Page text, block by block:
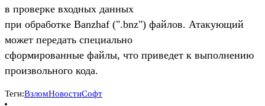
в проверке входных данных
при обработке Banzhaf (".bnz") файлов. Атакующий
может передать специально
сформированные файлы, что приведет к выполнению
произвольного кода.
Теги:ВзломНовостиСофт